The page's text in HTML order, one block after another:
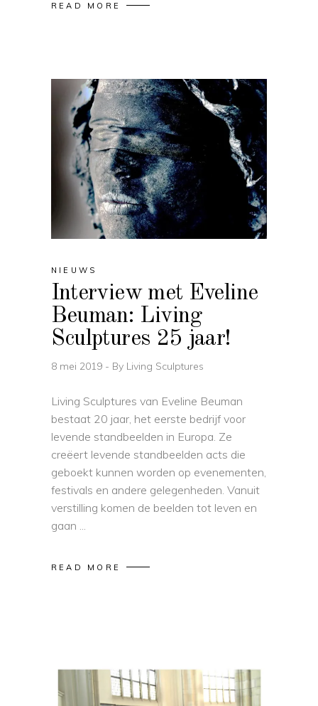
READ MORE
NIEUWS
Interview met Eveline
Beuman: Living
Sculptures 25 jaar!
8 mei 2019 By Living Sculptures
Living Sculptures van Eveline Beuman
bestaat 20 jaar, het eerste bedrijf voor
levende standbeelden in Europa. Ze
creëert levende standbeelden acts die
geboekt kunnen worden op evenementen,
festivals en andere gelegenheden. Vanuit
verstilling komen de beelden tot leven en
gaan
READ MORE